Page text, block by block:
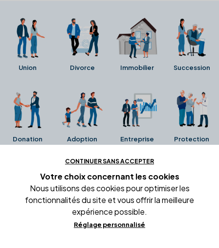
Union Divorce Immobilier Succession
Donation Adoption Entreprise Protection
Ces avis proviennent directement de la fiche Google
Business de l'office notarial. Ils n'ont ni été collectés ni
été vérifiés par Alexia.fr.
Conditions générales d'utilisation
CONTINUER SANS ACCEPTER
Votre choix concernant les cookies
Nous utilisons des cookies pour optimiser les
fonctionnalités du site et vous offrir la meilleure
expérience possible.
Réglage personnalisé